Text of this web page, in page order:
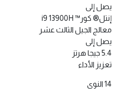
يصل إلى
إنتل® كور™ i9 13900H
معالج الجيل الثالث عشر
يصل إلى
5.4 جيجا هرتز
تعزيز الأداء
14 النوى